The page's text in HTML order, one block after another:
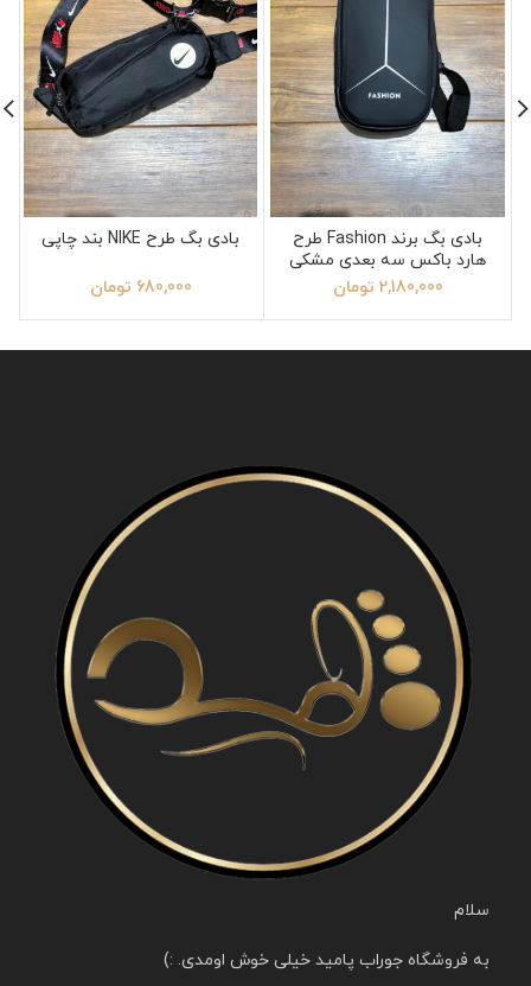
بادی بگ برند Fashion طرح
هارد باکس سه بعدی مشکی
2,180,000 تومان
بادی بگ طرح NIKE بند چاپی
680,000 تومان
سلام
به فروشگاه جوراب پامید خیلی خوش اومدی. :)